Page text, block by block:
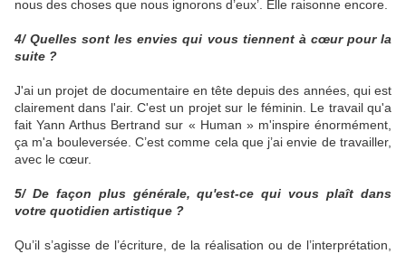
nous des choses que nous ignorons d’eux’. Elle raisonne encore.
4/ Quelles sont les envies qui vous tiennent à cœur pour la
suite ?
J'ai un projet de documentaire en tête depuis des années, qui est
clairement dans l'air. C'est un projet sur le féminin. Le travail qu'a
fait Yann Arthus Bertrand sur « Human » m'inspire énormément,
ça m'a bouleversée. C’est comme cela que j’ai envie de travailler,
avec le cœur.
5/ De façon plus générale, qu'est-ce qui vous plaît dans
votre quotidien artistique ?
Qu’il s’agisse de l’écriture, de la réalisation ou de l’interprétation,